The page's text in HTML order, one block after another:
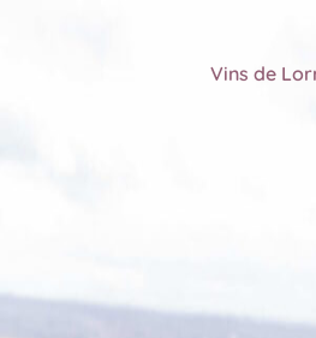
Vins de